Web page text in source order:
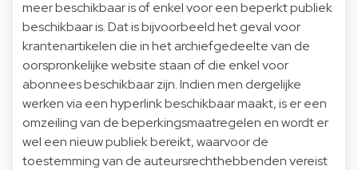
meer beschikbaar is of enkel voor een beperkt publiek
beschikbaar is. Dat is bijvoorbeeld het geval voor
krantenartikelen die in het archiefgedeelte van de
oorspronkelijke website staan of die enkel voor
abonnees beschikbaar zijn. Indien men dergelijke
werken via een hyperlink beschikbaar maakt, is er een
omzeiling van de beperkingsmaatregelen en wordt er
wel een nieuw publiek bereikt, waarvoor de
toestemming van de auteursrechthebbenden vereist